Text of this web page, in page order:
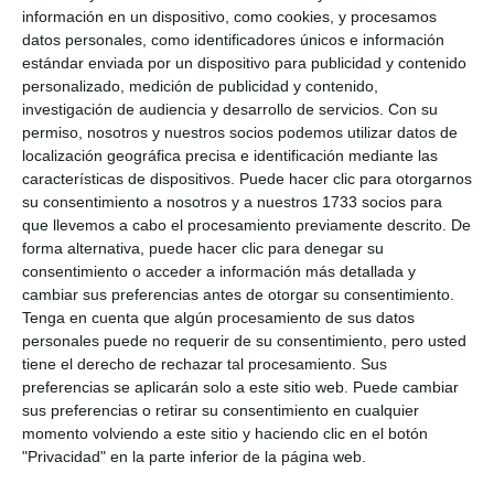
información en un dispositivo, como cookies, y procesamos
datos personales, como identificadores únicos e información
estándar enviada por un dispositivo para publicidad y contenido
personalizado, medición de publicidad y contenido,
investigación de audiencia y desarrollo de servicios. Con su
permiso, nosotros y nuestros socios podemos utilizar datos de
localización geográfica precisa e identificación mediante las
características de dispositivos. Puede hacer clic para otorgarnos
su consentimiento a nosotros y a nuestros 1733 socios para
que llevemos a cabo el procesamiento previamente descrito. De
forma alternativa, puede hacer clic para denegar su
consentimiento o acceder a información más detallada y
cambiar sus preferencias antes de otorgar su consentimiento.
Tenga en cuenta que algún procesamiento de sus datos
personales puede no requerir de su consentimiento, pero usted
tiene el derecho de rechazar tal procesamiento. Sus
preferencias se aplicarán solo a este sitio web. Puede cambiar
sus preferencias o retirar su consentimiento en cualquier
momento volviendo a este sitio y haciendo clic en el botón
"Privacidad" en la parte inferior de la página web.
municipio para realizar este tipo de actividades en
esta primera edición y que esperamos se convierta
en todo un referente a nivel provincial”, recalca la
encargada del departamento. “Queremos dinamizar
nuestras playas, que nuestros jóvenes disfruten de
un municipio activo, en el que cada día se les ofrece
algo nuevo y que mejor manera que con este punto
de encuentro lleno de actividad para todas las
edades”, finaliza Vera.
Juventud anima además a todos los usuarios a que
estén al día de todas las novedades a través de las
redes sociales como Facebook (Juventud Mijas), en
Twitter (@juventud_mijas) o Instragram
(@juventud_mijas). Así como pueden estar al día de